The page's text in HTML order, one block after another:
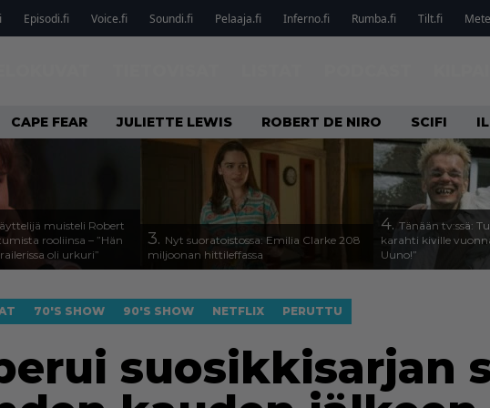
Episodi.fi Voice.fi Soundi.fi Pelaaja.fi Inferno.fi Rumba.fi Tilt.fi
CAPE FEAR JULIETTE LEWIS ROBERT DE NIRO SCIFI
muisteli Robert
rooliinsa – ”Hän
oli urkuri”
3. Nyt suoratoistossa: Emilia Clarke 208
miljoonan hittileffassa
4. Tänään tv:ssä:
karahti kiville
Uuno!”
70'S SHOW 90'S SHOW NETFLIX PERUTTU
suosikkisarjan